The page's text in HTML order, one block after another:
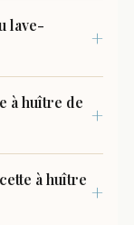
lave-
à huître de
à huître